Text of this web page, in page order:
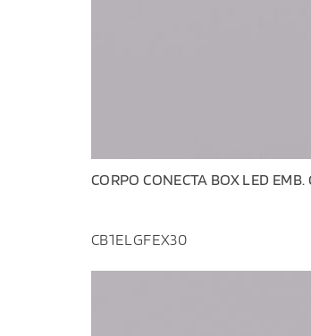
CORPO CONECTA BOX LED
CB1ELGFEX30